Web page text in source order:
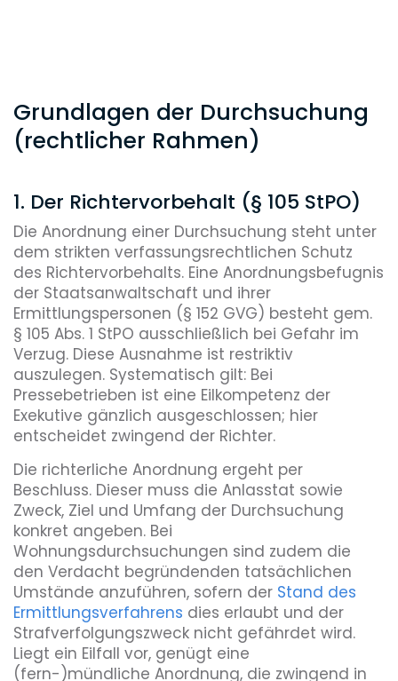
Grundlagen der Durchsuchung
(rechtlicher Rahmen)
1. Der Richtervorbehalt (§ 105 StPO)
Die Anordnung einer Durchsuchung steht unter
dem strikten verfassungsrechtlichen Schutz
des Richtervorbehalts. Eine Anordnungsbefugnis
der Staatsanwaltschaft und ihrer
Ermittlungspersonen (§ 152 GVG) besteht gem.
§ 105 Abs. 1 StPO ausschließlich bei Gefahr im
Verzug. Diese Ausnahme ist restriktiv
auszulegen. Systematisch gilt: Bei
Pressebetrieben ist eine Eilkompetenz der
Exekutive gänzlich ausgeschlossen; hier
entscheidet zwingend der Richter.
Die richterliche Anordnung ergeht per
Beschluss. Dieser muss die Anlasstat sowie
Zweck, Ziel und Umfang der Durchsuchung
konkret angeben. Bei
Wohnungsdurchsuchungen sind zudem die
den Verdacht begründenden tatsächlichen
Umstände anzuführen, sofern der Stand des
Ermittlungsverfahrens dies erlaubt und der
Strafverfolgungszweck nicht gefährdet wird.
Liegt ein Eilfall vor, genügt eine
(fern-)mündliche Anordnung, die zwingend in